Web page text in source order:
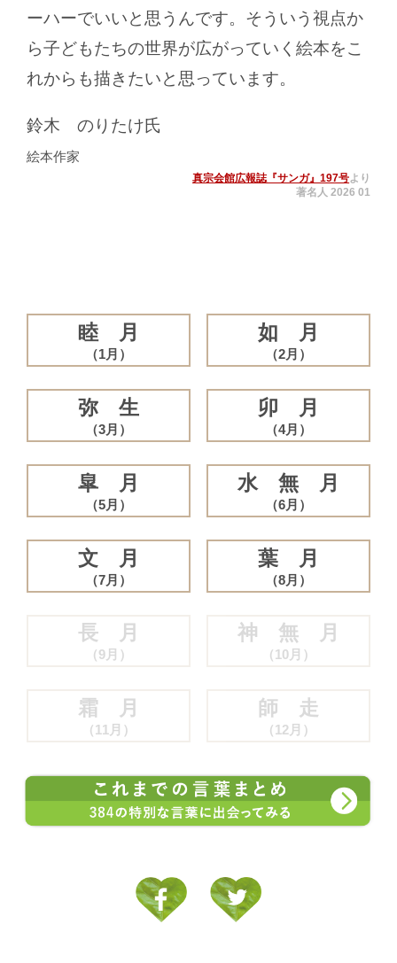
ーハーでいいと思うんです。そういう視点か
ら子どもたちの世界が広がっていく絵本をこ
れからも描きたいと思っています。
鈴木 のりたけ氏
絵本作家
真宗会館広報誌『サンガ』197号より
著名人 2026 01
睦 月
（1月）
如 月
（2月）
弥 生
（3月）
卯 月
（4月）
皐 月
（5月）
水 無 月
（6月）
文 月
（7月）
葉 月
（8月）
長 月
（9月）
神 無 月
（10月）
霜 月
（11月）
師 走
（12月）